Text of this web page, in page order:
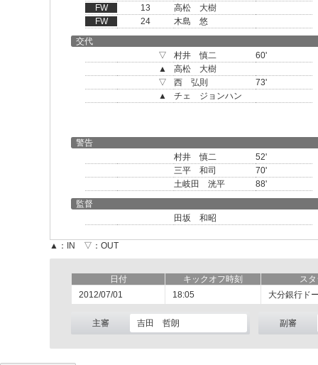
FW
13
高松 大樹
FW
24
木島 悠
交代
▽
村井 慎二
60'
▲
高松 大樹
▽
西 弘則
73'
▲
チェ ジョンハン
警告
村井 慎二
52'
三平 和司
70'
土岐田 洸平
88'
監督
田坂 和昭
▲：IN ▽：OUT
日付 キックオフ時刻
ス
2012/07/01
18:05 大分銀行ド
主審 吉田 哲朗 副審